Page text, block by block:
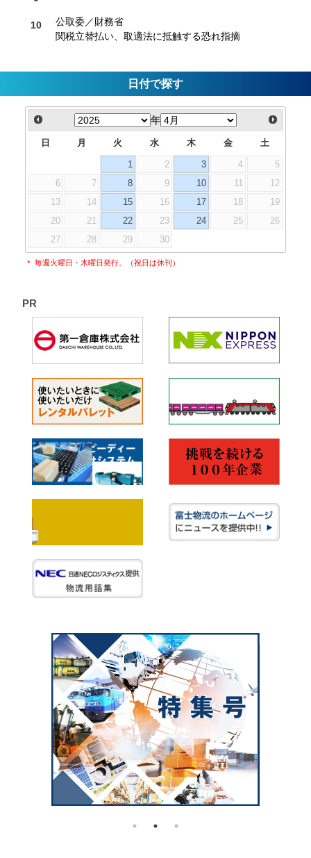
公取委／財務省
関税立替払い、取適法に抵触する恐れ指摘
日付で探す
年
日 月 火 水 木 金 土
1 2 3 4
5
6
7 8 9 10 11
12
13
14 15 16 17 18
19
20
21 22 23 24 25
26
27
28 29 30
＊ 毎週火曜日・木曜日発行。（祝日は休刊）